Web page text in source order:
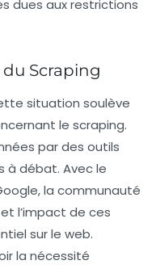
dues aux restrictions
Scraping
situation soulève
le scraping.
par des outils
à débat. Avec le
la communauté
l’impact de ces
sur le web.
la nécessité